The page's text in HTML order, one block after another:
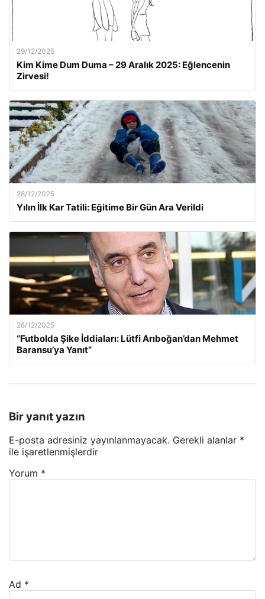
29/12/2025
Kim Kime Dum Duma – 29 Aralık 2025: Eğlencenin
Zirvesi!
28/12/2025
Yılın İlk Kar Tatili: Eğitime Bir Gün Ara Verildi
28/12/2025
“Futbolda Şike İddiaları: Lütfi Arıboğan’dan Mehmet
Baransu’ya Yanıt”
Bir yanıt yazın
E-posta adresiniz yayınlanmayacak. Gerekli alanlar *
ile işaretlenmişlerdir
Yorum *
Ad *